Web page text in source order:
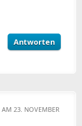
Antworten
AM 23. NOVEMBER